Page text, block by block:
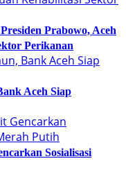
Prabowo, Aceh
Perikanan
Aceh Siap
Sosialisasi